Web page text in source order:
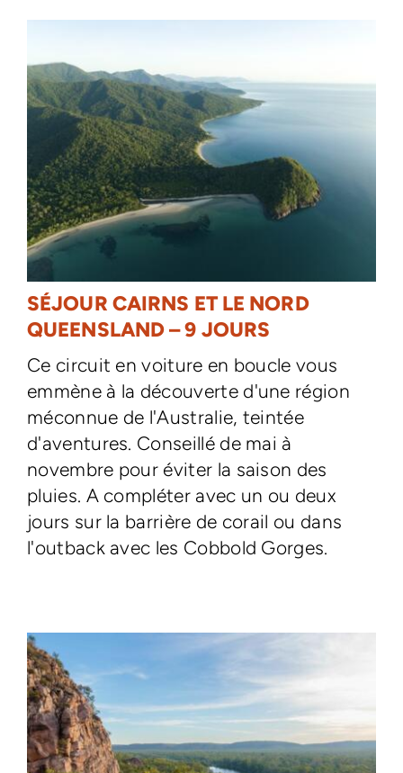
SÉJOUR CAIRNS ET LE NORD
QUEENSLAND – 9 JOURS
Ce circuit en voiture en boucle vous
emmène à la découverte d'une région
méconnue de l'Australie, teintée
d'aventures. Conseillé de mai à
novembre pour éviter la saison des
pluies. A compléter avec un ou deux
jours sur la barrière de corail ou dans
l'outback avec les Cobbold Gorges.